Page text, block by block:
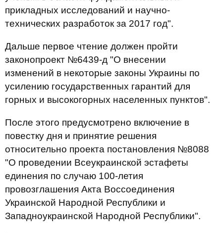
прикладных исследований и научно-
технических разработок за 2017 год".
Дальше первое чтение должен пройти
законопроект №6439-д "О внесении
изменений в некоторые законы Украины по
усилению государственных гарантий для
горных и высокогорных населенных пунктов".
После этого предусмотрено включение в
повестку дня и принятие решения
относительно проекта постановления №8088
"О проведении Всеукраинской эстафеты
единения по случаю 100-летия
провозглашения Акта Воссоединения
Украинской Народной Республики и
Западноукраинской Народной Республики".